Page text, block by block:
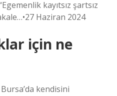
kayıtsız şartsız
Haziran 2024
için ne
kendisini